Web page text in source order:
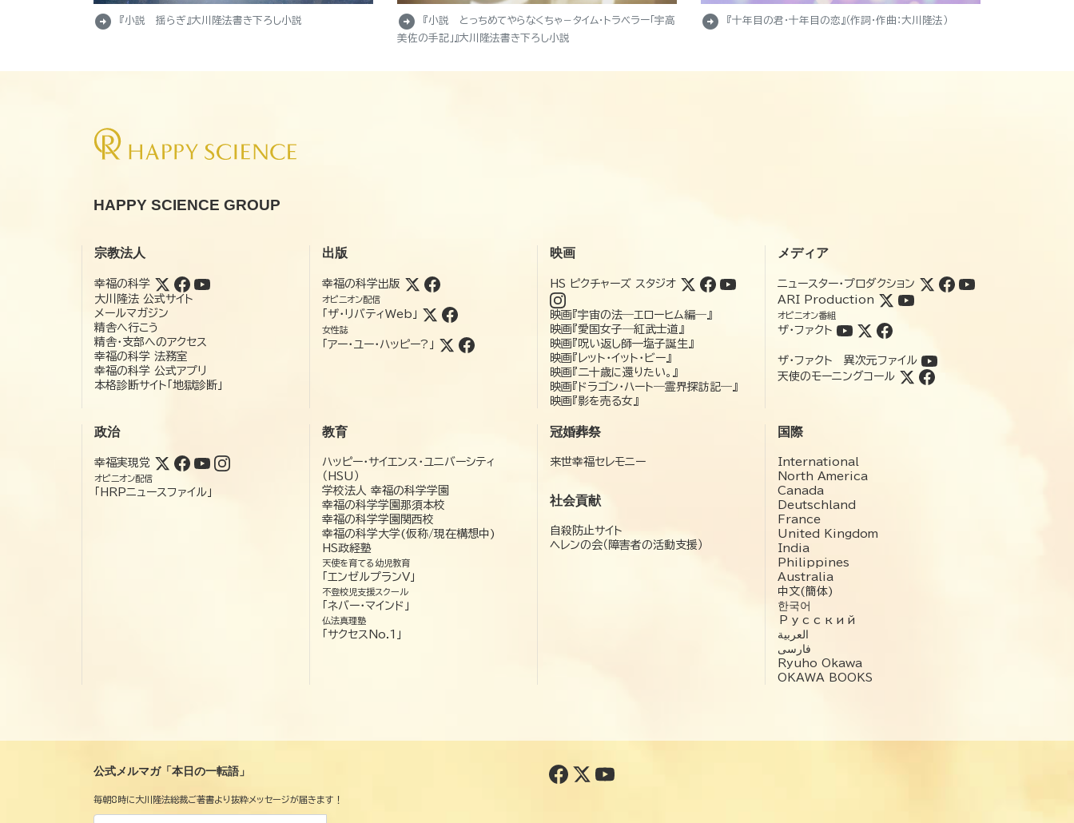
arrow_circle_right 『小説 揺らぎ』大川隆法書き下ろし小説 arrow_circle_right
『小説 とっちめてやらなくちゃ－タイム・トラベラー「宇高
美佐の手記」』大川隆法書き下ろし小説
arrow_circle_right 『十年目の君・十年目の恋』（作詞・作曲：大川隆法）
HAPPY SCIENCE GROUP
宗教法人
幸福の科学
大川隆法 公式サイト
メールマガジン
精舎へ行こう
精舎・支部へのアクセス
幸福の科学 法務室
幸福の科学 公式アプリ
本格診断サイト「地獄診断」
出版
幸福の科学出版
オピニオン配信
「ザ・リバティWeb」
女性誌
「アー・ユー・ハッピー?」
映画
HS ピクチャーズ スタジオ
映画『宇宙の法―エローヒム編―』
映画『愛国女子―紅武士道』
映画『呪い返し師—塩子誕生』
映画『レット・イット・ビー』
映画『二十歳に還りたい。』
映画『ドラゴン・ハート―霊界探訪記―』
映画『影を売る女』
メディア
ニュースター・プロダクション
ARI Production
オピニオン番組
ザ・ファクト
ザ・ファクト 異次元ファイル
天使のモーニングコール
政治
幸福実現党
オピニオン配信
「HRPニュースファイル」
教育
ハッピー・サイエンス・ユニバーシティ
（HSU）
学校法人 幸福の科学学園
幸福の科学学園那須本校
幸福の科学学園関西校
幸福の科学大学(仮称/現在構想中)
HS政経塾
天使を育てる幼児教育
「エンゼルプランV」
不登校児支援スクール
「ネバー・マインド」
仏法真理塾
「サクセスNo.1」
冠婚葬祭
来世幸福セレモニー
社会貢献
自殺防止サイト
ヘレンの会（障害者の活動支援）
国際
International
North America
Canada
Deutschland
France
United Kingdom
India
Philippines
Australia
中文(簡体)
한국어
Русский
العربية‏
فارسی
Ryuho Okawa
OKAWA BOOKS
公式メルマガ「本日の一転語」
毎朝8時に大川隆法総裁ご著書より抜粋メッセージが届きます！